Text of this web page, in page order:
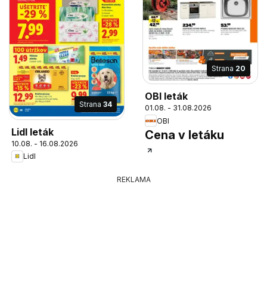
Strana 34
Lidl leták
10.08. - 16.08.2026
Lidl
Strana 20
OBI leták
01.08. - 31.08.2026
OBI
Cena v letáku
REKLAMA